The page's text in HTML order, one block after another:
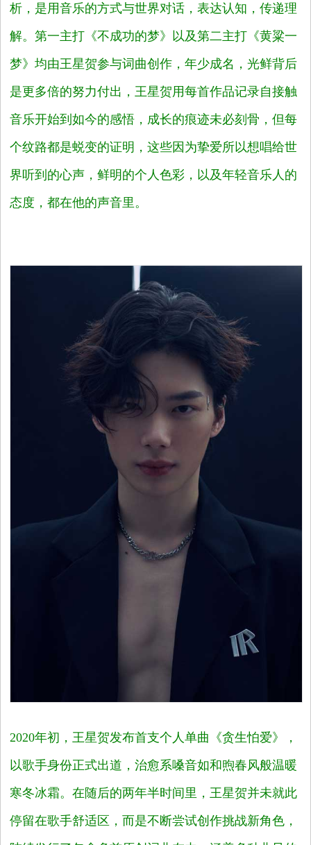
析，是用音乐的方式与世界对话，表达认知，传递理
解。第一主打《不成功的梦》以及第二主打《黄粱一
梦》均由王星贺参与词曲创作，年少成名，光鲜背后
是更多倍的努力付出，王星贺用每首作品记录自接触
音乐开始到如今的感悟，成长的痕迹未必刻骨，但每
个纹路都是蜕变的证明，这些因为挚爱所以想唱给世
界听到的心声，鲜明的个人色彩，以及年轻音乐人的
态度，都在他的声音里。
2020年初，王星贺发布首支个人单曲《贪生怕爱》，
以歌手身份正式出道，治愈系嗓音如和煦春风般温暖
寒冬冰霜。在随后的两年半时间里，王星贺并未就此
停留在歌手舒适区，而是不断尝试创作挑战新角色，